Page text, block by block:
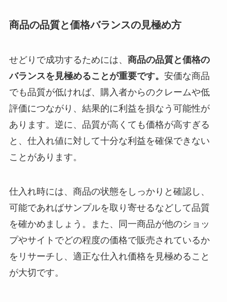
商品の品質と価格バランスの見極め方
せどりで成功するためには、 商品の品質と価格の
バランスを見極めることが重要です。 安価な商品
でも品質が低ければ、購入者からのクレームや低
評価につながり、結果的に利益を損なう可能性が
あります。逆に、品質が高くても価格が高すぎる
と、仕入れ値に対して十分な利益を確保できない
ことがあります。
仕入れ時には、商品の状態をしっかりと確認し、
可能であればサンプルを取り寄せるなどして品質
を確かめましょう。また、同一商品が他のショッ
プやサイトでどの程度の価格で販売されているか
をリサーチし、適正な仕入れ価格を見極めること
が大切です。